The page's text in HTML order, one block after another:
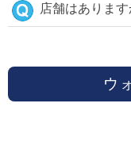
店舗はあります
ウ